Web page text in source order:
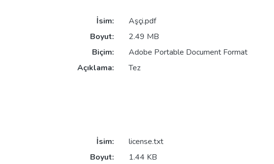
İsim:
Aşçi.pdf
Boyut:
2.49 MB
Biçim:
Adobe Portable Document Format
Açıklama:
Tez
İsim:
license.txt
Boyut:
1.44 KB